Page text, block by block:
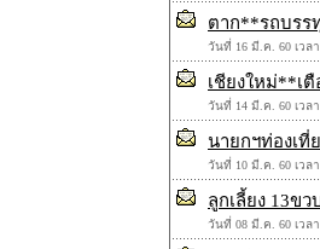
ตาก**รถบรร
วันที่ 16 มี.ค. 60 เวล
เชียงใหม่**เ
วันที่ 14 มี.ค. 60 เวล
นายกฯท่องเที่
วันที่ 10 มี.ค. 60 เวล
ลูกเลี้ยง 13ข
วันที่ 08 มี.ค. 60 เวล